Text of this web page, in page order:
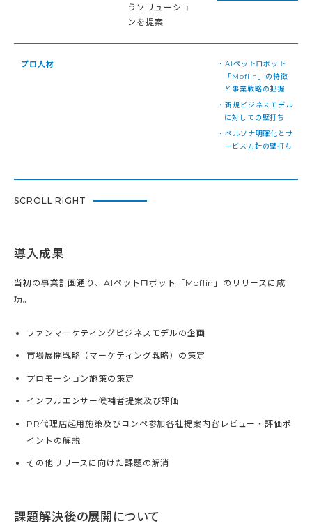
うソリューショ
ンを提案
プロ人材
・AIペットロボット
「Moflin」の特徴
と事業戦略の把握
・新規ビジネスモデル
に対しての壁打ち
・ペルソナ明確化とサ
ービス方針の壁打ち
SCROLL RIGHT
導入成果
当初の事業計画通り、AIペットロボット「Moflin」のリリースに成
功。
ファンマーケティングビジネスモデルの企画
市場展開戦略（マーケティング戦略）の策定
プロモーション施策の策定
インフルエンサー候補者提案及び評価
PR代理店起用施策及びコンペ参加各社提案内容レビュー・評価ポ
イントの解説
その他リリースに向けた課題の解消
課題解決後の展開について